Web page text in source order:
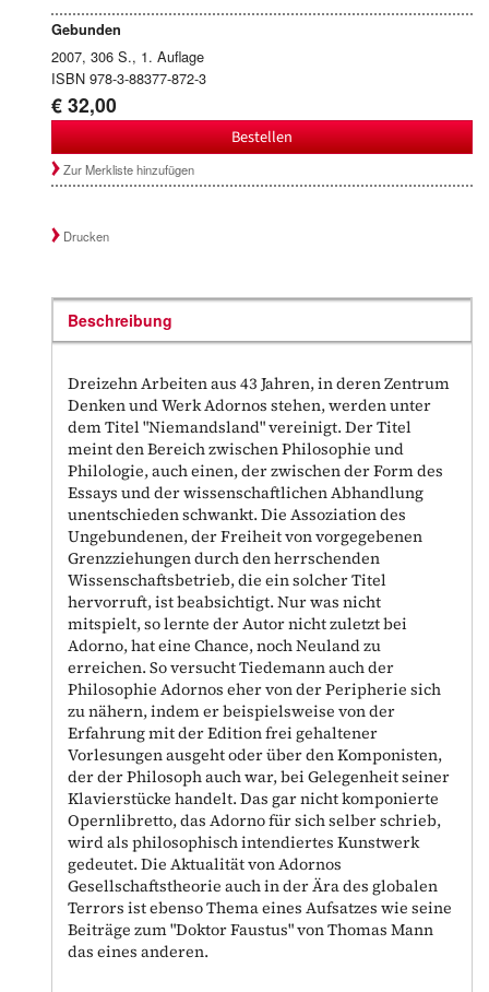
Gebunden
2007, 306 S., 1. Auflage
ISBN 978-3-88377-872-3
€ 32,00
Bestellen
Zur Merkliste hinzufügen
Drucken
Beschreibung
Dreizehn Arbeiten aus 43 Jahren, in deren Zentrum
Denken und Werk Adornos stehen, werden unter
dem Titel "Niemandsland" vereinigt. Der Titel
meint den Bereich zwischen Philosophie und
Philologie, auch einen, der zwischen der Form des
Essays und der wissenschaftlichen Abhandlung
unentschieden schwankt. Die Assoziation des
Ungebundenen, der Freiheit von vorgegebenen
Grenzziehungen durch den herrschenden
Wissenschaftsbetrieb, die ein solcher Titel
hervorruft, ist beabsichtigt. Nur was nicht
mitspielt, so lernte der Autor nicht zuletzt bei
Adorno, hat eine Chance, noch Neuland zu
erreichen. So versucht Tiedemann auch der
Philosophie Adornos eher von der Peripherie sich
zu nähern, indem er beispielsweise von der
Erfahrung mit der Edition frei gehaltener
Vorlesungen ausgeht oder über den Komponisten,
der der Philosoph auch war, bei Gelegenheit seiner
Klavierstücke handelt. Das gar nicht komponierte
Opernlibretto, das Adorno für sich selber schrieb,
wird als philosophisch intendiertes Kunstwerk
gedeutet. Die Aktualität von Adornos
Gesellschaftstheorie auch in der Ära des globalen
Terrors ist ebenso Thema eines Aufsatzes wie seine
Beiträge zum "Doktor Faustus" von Thomas Mann
das eines anderen.